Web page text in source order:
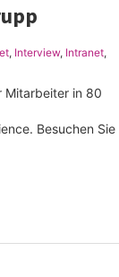
, Interview, Intranet,
Mitarbeiter in 80
Besuchen Sie